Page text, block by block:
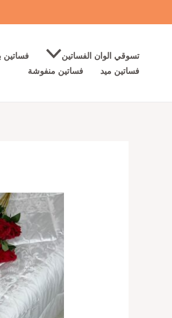
إلى
تسوقي الوان الفساتين فساتين
فساتين ميد
فساتين منفوشة